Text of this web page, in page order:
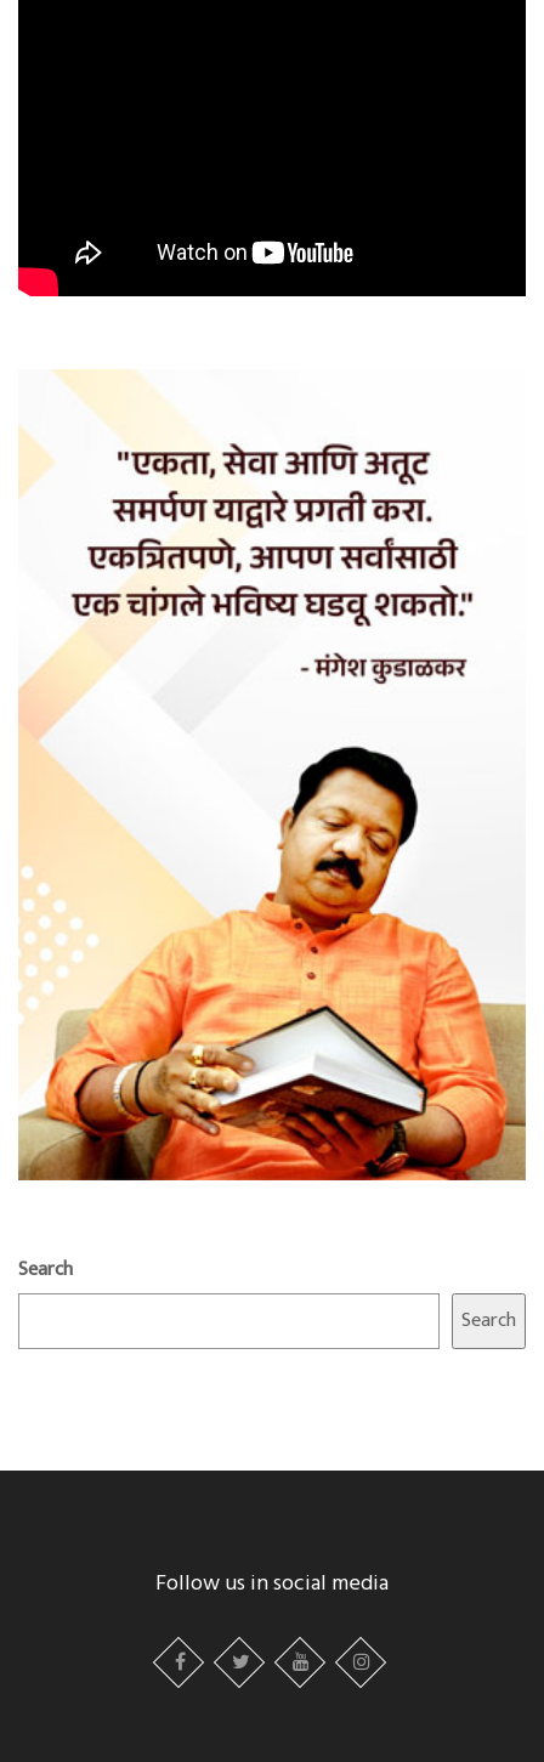
Search
Search
Follow us in social media